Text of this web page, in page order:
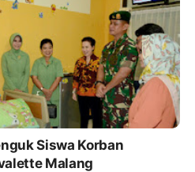
Siswa Korban
Malang